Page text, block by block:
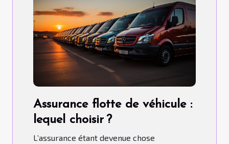
Assurance flotte de véhicule :
lequel choisir ?
L’assurance étant devenue chose